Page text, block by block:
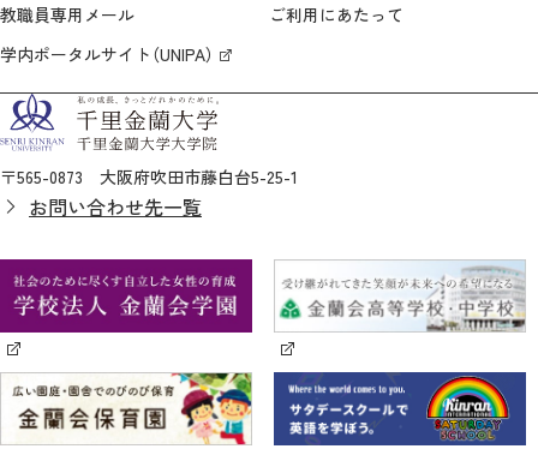
教職員専用メール
ご利用にあたって
学内ポータルサイト（UNIPA）
〒565-0873 大阪府吹田市藤白台5-25-1
お問い合わせ先一覧